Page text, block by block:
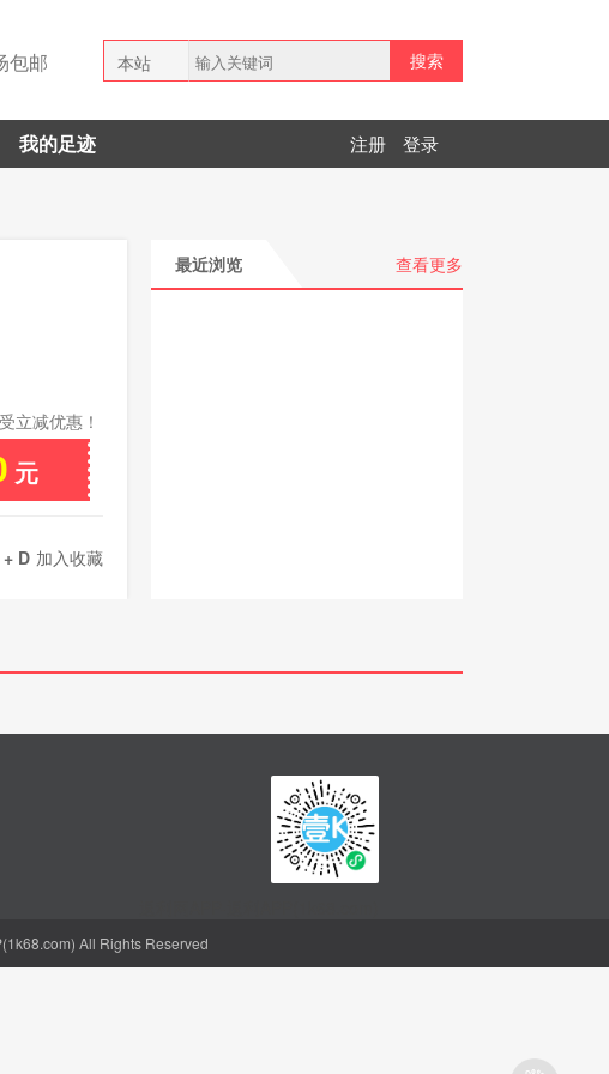
包邮
本站
搜索
我的足迹 注册 登录
立减优惠！
元
D 加入收藏
最近浏览 查看更多
购物省钱神器
All Rights Reserved